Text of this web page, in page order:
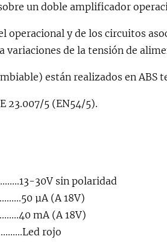
un doble amplificador
operacional y de los circuitos
variaciones de la tensión de
están realizados en ABS
23.007/5 (EN54/5).
30V sin polaridad
µA (A 18V)
mA (A 18V)
rojo